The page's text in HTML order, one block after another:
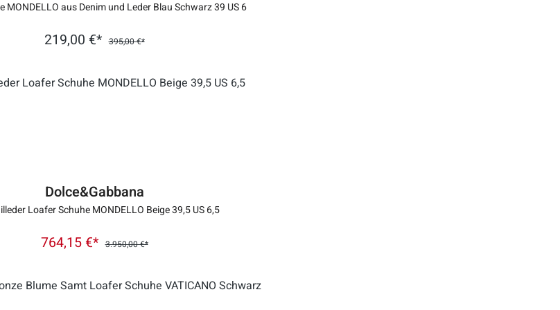
MONDELLO aus Denim und Leder Blau Schwarz 39 US 6
219,00 €* 395,00 €*
Dolce&Gabbana
Loafer Schuhe MONDELLO Beige 39,5 US 6,5
764,15 €* 3.950,00 €*